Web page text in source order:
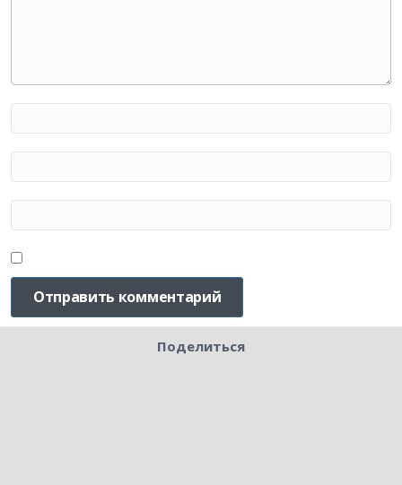
Поделиться